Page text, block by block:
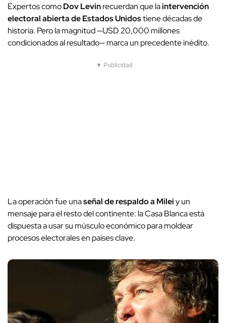
Expertos comoDov Levinrecuerdan que laintervención
electoral abierta de Estados Unidostiene décadas de
historia. Pero la magnitud —USD 20,000 millones
condicionados al resultado— marca un precedente inédito.
▼ Publicidad
La operación fue unaseñal de respaldo a Mileiy un
mensaje para el resto del continente: la Casa Blanca está
dispuesta a usar su músculo económico para moldear
procesos electorales en países clave.